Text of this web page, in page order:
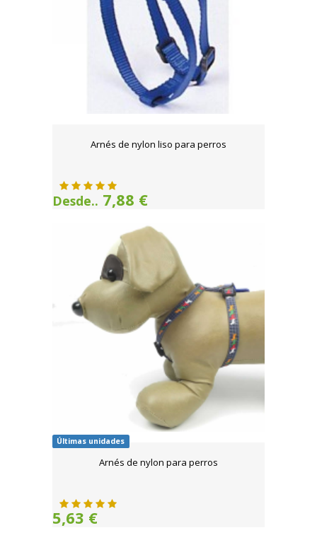
Arnés de nylon liso para perros
Desde.. 7,88 €
Últimas unidades
Arnés de nylon para perros
5,63 €